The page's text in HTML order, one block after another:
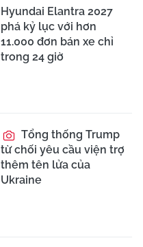
Hyundai Elantra 2027
phá kỷ lục với hơn
11.000 đơn bán xe chỉ
trong 24 giờ
Tổng thống Trump
từ chối yêu cầu viện trợ
thêm tên lửa của
Ukraine